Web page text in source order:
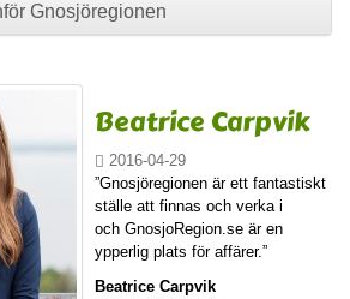
Gnosjöregionen
Beatrice Carpvik
2016-04-29
”Gnosjöregionen är ett fantastiskt
ställe att finnas och verka i
och GnosjoRegion.se är en
ypperlig plats för affärer.”
Beatrice Carpvik